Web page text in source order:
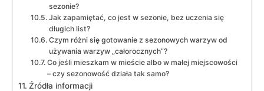
sezonie?
Jak zapamiętać, co jest w sezonie, bez uczenia się
długich list?
Czym różni się gotowanie z sezonowych warzyw od
używania warzyw „całorocznych”?
Co jeśli mieszkam w mieście albo w małej miejscowości
– czy sezonowość działa tak samo?
Źródła informacji